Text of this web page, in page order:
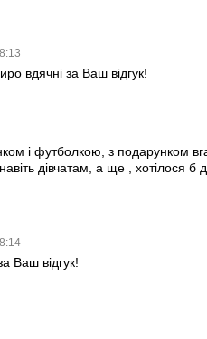
вдячні за Ваш відгук!
і футболкою, з подарунком
дівчатам, а ще , хотілося б
Ваш відгук!